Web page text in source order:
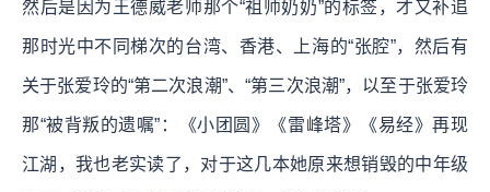
然后是因为王德威老师那个“祖师奶奶”的标签，才又补追
那时光中不同梯次的台湾、香港、上海的“张腔”，然后有
关于张爱玲的“第二次浪潮”、“第三次浪潮”，以至于张爱玲
那“被背叛的遗嘱”：《小团圆》《雷峰塔》《易经》再现
江湖，我也老实读了，对于这几本她原来想销毁的中年级